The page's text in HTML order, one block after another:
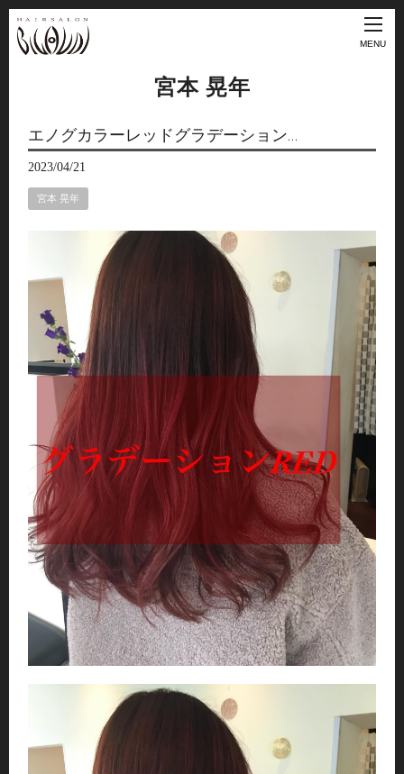
MENU
宮本 晃年
エノグカラーレッドグラデーション…
2023/04/21
宮本 晃年